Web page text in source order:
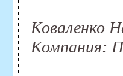
Коваленко
Компания: